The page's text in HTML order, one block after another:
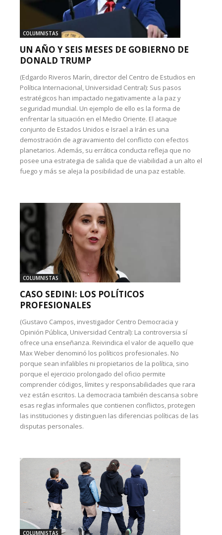
COLUMNISTAS
UN AÑO Y SEIS MESES DE GOBIERNO DE
DONALD TRUMP
(Edgardo Riveros Marín, director del Centro de Estudios en
Política Internacional, Universidad Central): Sus pasos
estratégicos han impactado negativamente a la paz y
seguridad mundial. Un ejemplo de ello es la forma de
enfrentar la situación en el Medio Oriente. El ataque
conjunto de Estados Unidos e Israel a Irán es una
demostración de agravamiento del conflicto con efectos
planetarios. Además, su errática conducta refleja que no
posee una estrategia de salida que de viabilidad a un alto el
fuego y más se aleja la posibilidad de una paz estable.
COLUMNISTAS
CASO SEDINI: LOS POLÍTICOS
PROFESIONALES
(Gustavo Campos, investigador Centro Democracia y
Opinión Pública, Universidad Central): La controversia sí
ofrece una enseñanza. Reivindica el valor de aquello que
Max Weber denominó los políticos profesionales. No
porque sean infalibles ni propietarios de la política, sino
porque el ejercicio prolongado del oficio permite
comprender códigos, límites y responsabilidades que rara
vez están escritos. La democracia también descansa sobre
esas reglas informales que contienen conflictos, protegen
las instituciones y distinguen las diferencias políticas de las
disputas personales.
COLUMNISTAS